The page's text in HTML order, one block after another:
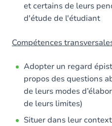
et certains de leurs
d'étude de l'étudiant
Compétences
Adopter un regard
propos des questions
de leurs modes
de leurs limites)
Situer dans leur